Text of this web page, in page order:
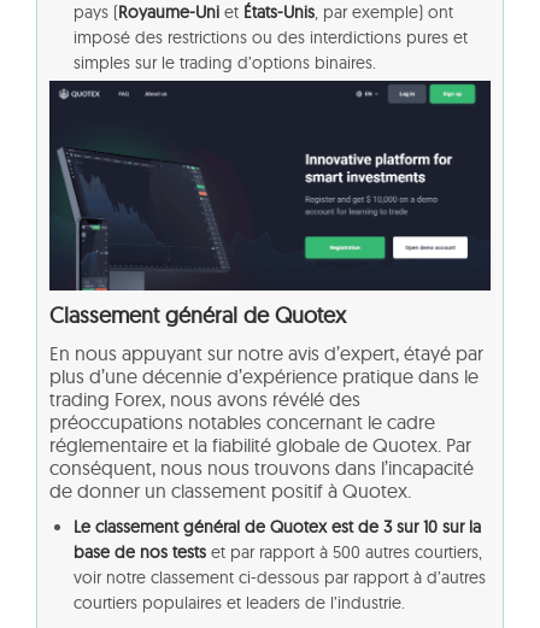
pays (Royaume-Uni et États-Unis, par exemple) ont
imposé des restrictions ou des interdictions pures et
simples sur le trading d’options binaires.
Classement général de Quotex
En nous appuyant sur notre avis d’expert, étayé par
plus d’une décennie d’expérience pratique dans le
trading Forex, nous avons révélé des
préoccupations notables concernant le cadre
réglementaire et la fiabilité globale de Quotex. Par
conséquent, nous nous trouvons dans l’incapacité
de donner un classement positif à Quotex.
Le classement général de Quotex est de 3 sur 10 sur la
base de nos tests et par rapport à 500 autres courtiers,
voir notre classement ci-dessous par rapport à d’autres
courtiers populaires et leaders de l’industrie.